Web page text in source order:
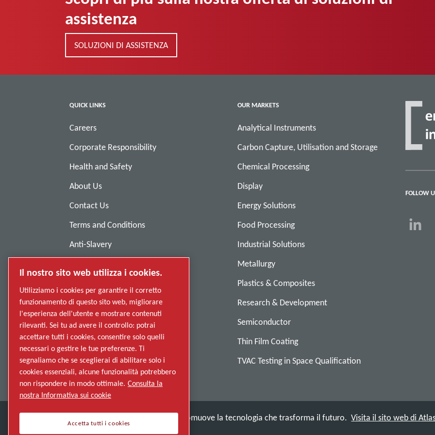
assistenza
SOLUZIONI DI ASSISTENZA
QUICK LINKS
Careers
Corporate Responsibility
Health and Safety
About Us
Contact Us
Terms and Conditions
Anti-Slavery
Suppliers
Accessibility
OUR MARKETS
Analytical Instruments
Carbon Capture, Utilisation and Storage
Chemical Processing
Display
Energy Solutions
Food Processing
Industrial Solutions
Metallurgy
Plastics & Composites
Research & Development
Semiconductor
Thin Film Coating
TVAC Testing in Space Qualification
FOLLOW
Scopri come Atlas Copco Group promuove la tecnologia che trasforma il futuro. Visita il sito web di
Il nostro sito web utilizza i cookies.
Utilizziamo i cookies per garantire il corretto
funzionamento di questo sito web, migliorare
l'esperienza dell'utente e mostrare contenuti
rilevanti. Sei tu ad avere il controllo: potrai
accettare tutti i cookies, consentire solo quelli
necessari o gestire le tue preferenze. Ti
segnaliamo che se sceglierai di abilitare solo i
cookies essenziali, alcune funzionalità potrebbero
non rispondere in modo ottimale. Consulta la
nostra Informativa sui cookie
Accetta tutti i cookies